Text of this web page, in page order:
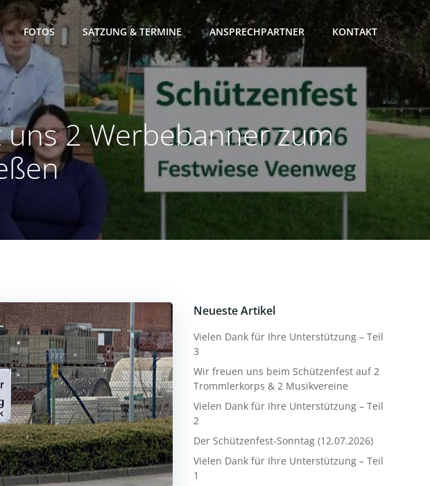
FOTOS SATZUNG & TERMINE ANSPRECHPARTNER KONTAKT
2 Werbebanner zum
Neueste Artikel
Vielen Dank für Ihre Unterstützung – Teil
3
Wir freuen uns beim Schützenfest auf 2
Trommlerkorps & 2 Musikvereine
Vielen Dank für Ihre Unterstützung – Teil
2
Der Schützenfest-Sonntag (12.07.2026)
Vielen Dank für Ihre Unterstützung – Teil
1